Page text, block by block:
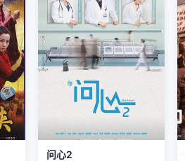
问心2